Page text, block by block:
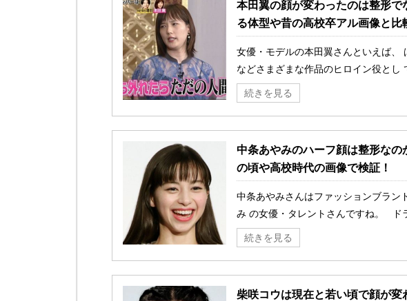
本田翼の顔が変わったのは整形
る体型や昔の高校卒アル画像と比
女優・モデルの本田翼さんといえば、
などさまざまな作品のヒロイン役とし
続きを見る
中条あやみのハーフ顔は整形な
の頃や高校時代の画像で検証！
中条あやみさんはファッションブラン
み の女優・タレントさんですね。 ド
続きを見る
柴咲コウは現在と若い頃で顔が